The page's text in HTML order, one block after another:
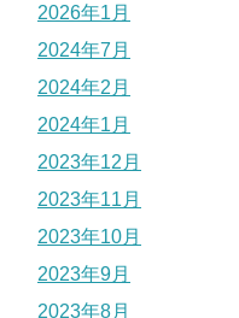
2026年1月
2024年7月
2024年2月
2024年1月
2023年12月
2023年11月
2023年10月
2023年9月
2023年8月